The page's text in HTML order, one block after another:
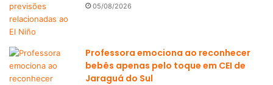
05/08/2026
Professora emociona ao reconhecer
bebês apenas pelo toque em CEI de
Jaraguá do Sul